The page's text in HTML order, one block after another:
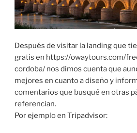
Después de visitar la landing que
gratis en https://owaytours.com/
cordoba/ nos dimos cuenta que
mejores en cuanto a diseño y
comentarios que busqué en otras
referencian.
Por ejemplo en Tripadvisor: